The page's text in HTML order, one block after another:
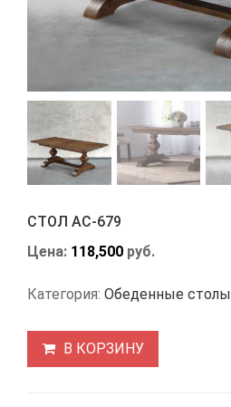
СТОЛ АС-679
Цена: 118,500 руб.
Категория: Обеденные столы
В КОРЗИНУ